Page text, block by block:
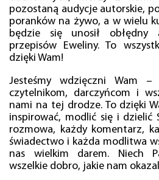
pozostaną audycje autorskie,
poranków na żywo, a w wielu
będzie się unosił obłędny
przepisów Eweliny. To
dzięki Wam!
Jesteśmy wdzięczni Wam –
czytelnikom, darczyńcom i
nami na tej drodze. To dzięki
inspirować, modlić się i dzielić
rozmowa, każdy komentarz,
świadectwo i każda modlitwa
nas wielkim darem. Niech
wszelkie dobro, jakie nam